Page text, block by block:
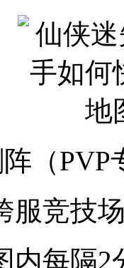
（PVP
服竞技
内每隔2